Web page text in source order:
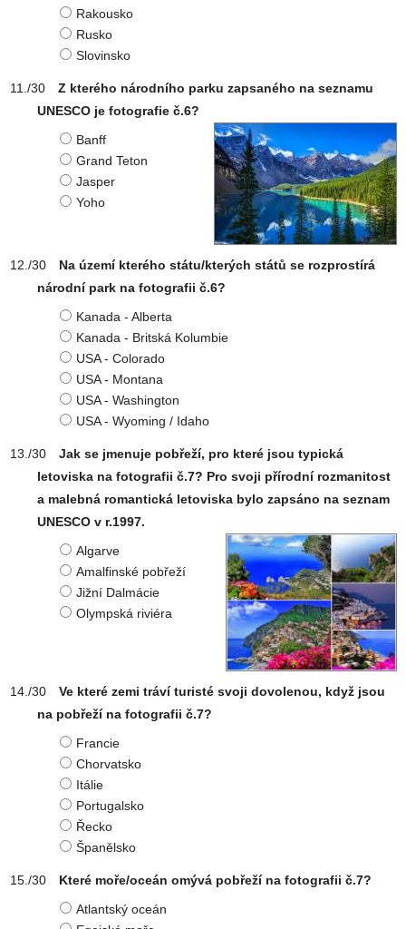
Rakousko
Rusko
Slovinsko
Z kterého národního parku zapsaného na seznamu
UNESCO je fotografie č.6?
Banff
Grand Teton
Jasper
Yoho
Na území kterého státu/kterých států se rozprostírá
národní park na fotografii č.6?
Kanada - Alberta
Kanada - Britská Kolumbie
USA - Colorado
USA - Montana
USA - Washington
USA - Wyoming / Idaho
Jak se jmenuje pobřeží, pro které jsou typická
letoviska na fotografii č.7? Pro svoji přírodní rozmanitost
a malebná romantická letoviska bylo zapsáno na seznam
UNESCO v r.1997.
Algarve
Amalfinské pobřeží
Jižní Dalmácie
Olympská riviéra
Ve které zemi tráví turisté svoji dovolenou, když jsou
na pobřeží na fotografii č.7?
Francie
Chorvatsko
Itálie
Portugalsko
Řecko
Španělsko
Které moře/oceán omývá pobřeží na fotografii č.7?
Atlantský oceán